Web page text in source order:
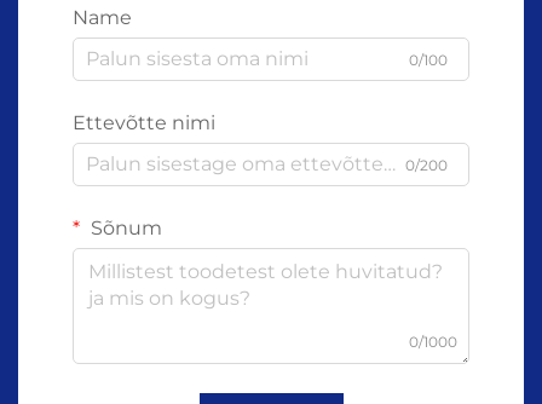
Name
0/100
Ettevõtte nimi
0/200
Sõnum
0/1000